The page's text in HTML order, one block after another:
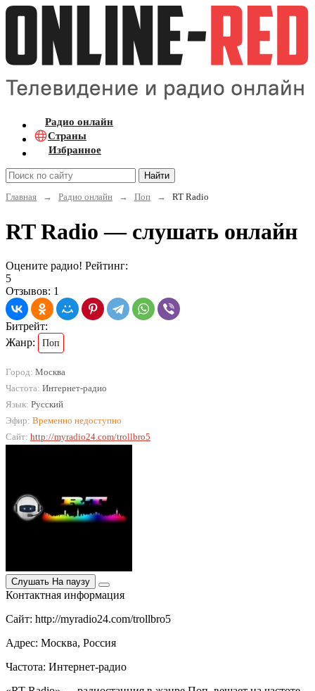
Радио онлайн
Страны
Избранное
Найти
Главная
→ Радио онлайн → Поп → RT Radio
RT Radio — слушать онлайн
Оцените радио! Рейтинг:
5
Отзывов: 1
Битрейт:
Жанр:
Поп
Город: Москва
Частота: Интернет-радио
Язык: Русский
Эфир: Временно недоступно
Сайт: http://myradio24.com/trollbro5
Слушать На паузу
Контактная информация
Сайт: http://myradio24.com/trollbro5
Адрес: Москва, Россия
Частота: Интернет-радио